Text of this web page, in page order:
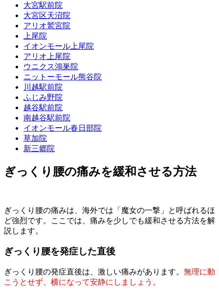
大宮駅前院
大宮区天沼院
アリオ鷲宮院
上尾院
イオンモール上尾院
アリオ上尾院
ウニクス鴻巣院
ニットーモール熊谷院
川越駅前院
ふじみ野院
越谷駅前院
南越谷駅前院
イオンモール春日部院
草加院
新三郷院
ぎっくり腰の痛みを緩和させる方法
ぎっくり腰の痛みは、海外では「魔女の一撃」と呼ばれるほ
ど強烈です。ここでは、痛みを少しでも緩和させる方法を解
説します。
ぎっくり腰を発症した直後
ぎっくり腰の発症直後は、激しい痛みがあります。 無理に動
こうとせず、横になって安静にしましょう。